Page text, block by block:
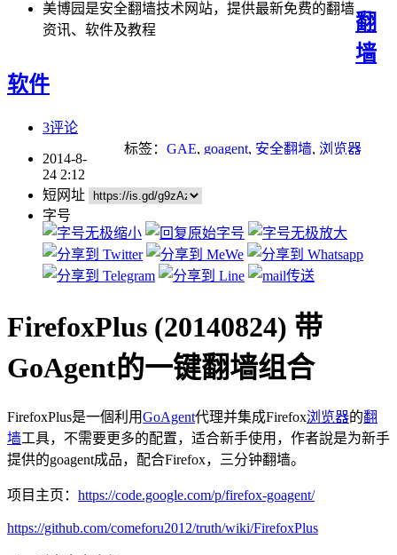
美博园是安全翻墙技术网站，提供最新免费的翻墙
资讯、软件及教程
翻
墙
软件
3评论
标签： GAE, goagent, 安全翻墙, 浏览器
2014-8-
24 2:12
短网址
字号
FirefoxPlus (20140824) 带
GoAgent的一键翻墙组合
FirefoxPlus是一個利用GoAgent代理并集成Firefox浏览器的翻
墙工具，不需要更多的配置，适合新手使用，作者說是为新手
提供的goagent成品，配合Firefox，三分钟翻墙。
项目主页： https://code.google.com/p/firefox-goagent/
https://github.com/comeforu2012/truth/wiki/FirefoxPlus